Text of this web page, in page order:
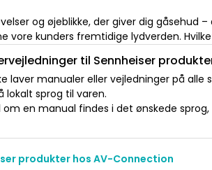
og øjeblikke, der giver dig gåsehud
vore kunders fremtidige lydverden.
til Sennheiser
laver manualer eller vejledninger på
sprog til varen.
en manual findes i det ønskede
produkter hos AV-Connection